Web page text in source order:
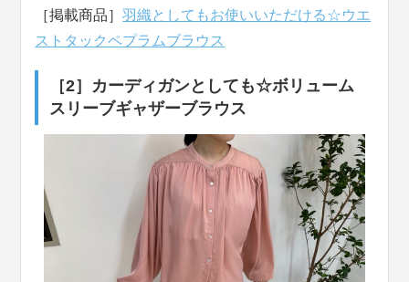
［掲載商品］羽織としてもお使いいただける☆ウエ
ストタックペプラムブラウス
［2］カーディガンとしても☆ボリューム
スリーブギャザーブラウス